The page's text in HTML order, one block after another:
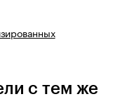
с тем же